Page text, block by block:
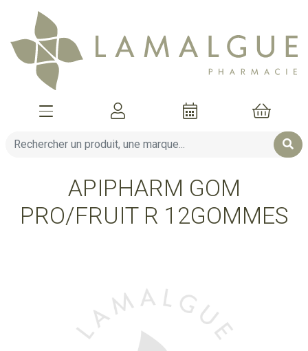
Afficher la navigation
Mon
APIPHARM GOM
PRO/FRUIT R 12GOMMES